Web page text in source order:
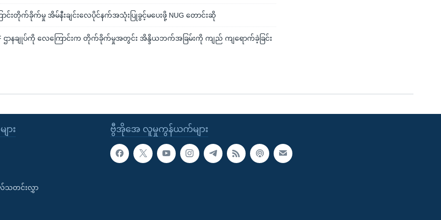
င်းတိုက်ခိုက်မှု အိမ်နီးချင်းလေပိုင်နက်အသုံးပြုခွင့်မပေးဖို့ NUG တောင်းဆို
ဌာနချုပ်ကို လေကြောင်းက တိုက်ခိုက်မှုအတွင်း အိန္ဒိယဘက်အခြမ်းကို ကျည် ကျရောက်ခဲ့ခြင်း
ဗွီအိုအေ လူမှုကွန်ယက်များ
ား
လ်သတင်းလွှာ